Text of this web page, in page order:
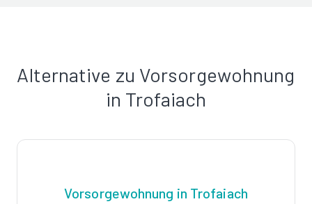
Alternative zu Vorsorgewohnung
in Trofaiach
Vorsorgewohnung in Trofaiach